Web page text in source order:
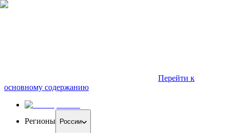
Перейти к
основному содержанию
Регионы России